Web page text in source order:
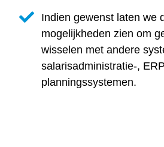
Indien gewenst laten we
mogelijkheden zien om
wisselen met andere
salarisadministratie-,
planningssystemen.